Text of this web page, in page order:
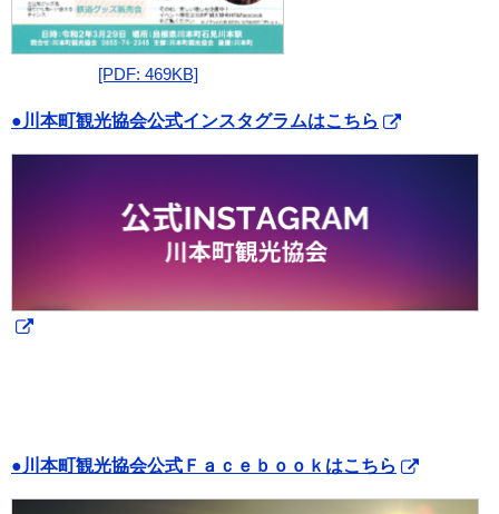
[PDF: 469KB]
●川本町観光協会公式インスタグラムはこちら
●川本町観光協会公式Ｆａｃｅｂｏｏｋはこちら